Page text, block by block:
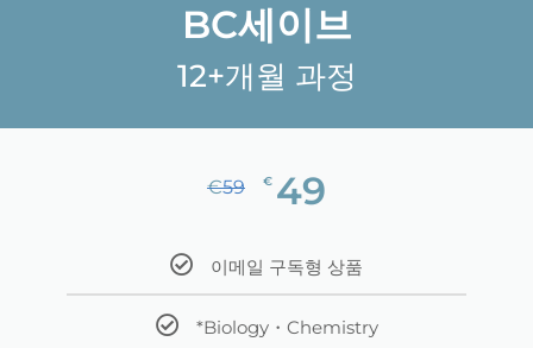
BC세이브
12+개월 과정
€59 € 49
이메일 구독형 상품
*Biology・Chemistry